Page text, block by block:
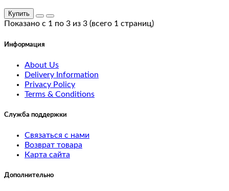
test
test
18
test
16
Купить
Показано с 1 по 3 из 3 (всего 1 страниц)
Информация
About Us
Delivery Information
Privacy Policy
Terms & Conditions
Служба поддержки
Связаться с нами
Возврат товара
Карта сайта
Дополнительно